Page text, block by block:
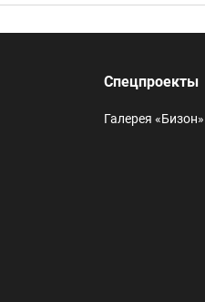
Спецпроекты
Галерея «Бизон»